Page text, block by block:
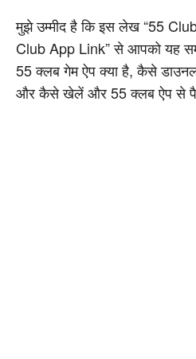
मुझे उम्मीद है कि इस लेख “55
Club App Link” से आपको यह
55 क्लब गेम ऐप क्या है, कैसे
और कैसे खेलें और 55 क्लब ऐप से